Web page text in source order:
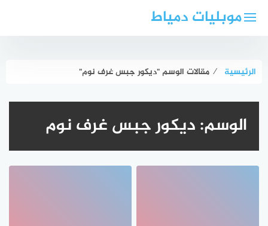
موبليات دمياط
الرئيسية ⁄ مقالات الوسم "ديكور جبس غرف نوم"
الوسم:ديكور جبس غرف نوم